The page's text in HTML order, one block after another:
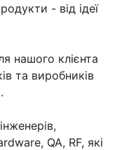
- від ідеї
нашого клієнта
та виробників
QA, RF, які